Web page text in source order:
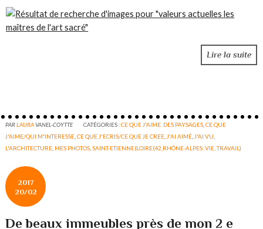
Lire la suite
PARLAURAVANEL-COYTTE CATÉGORIES :CE QUE J'AIME. DES PAYSAGES ,CE QUE
J'AIME/QUI M'INTERESSE ,CE QUE J'ECRIS/CE QUE JE CREE J'AI AIMÉ J'AI VU
L'ARCHITECTURE MES PHOTOS ,SAINT-ETIENNE(LOIRE(42,RHÔNE-ALPES: VIE, TRAVAIL)
2017
20/02
De beaux immeubles près de mon 2 e